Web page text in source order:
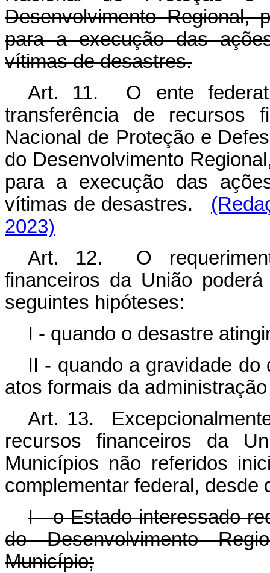
Desenvolvimento Regional,
para a execução das
vítimas de desastres.
Art. 11. O ente
transferência de recursos
Nacional de Proteção e
do Desenvolvimento
para a execução das
vítimas de desastres.
2023)
Art. 12. O
financeiros da União
seguintes hipóteses:
I - quando o desastre
II - quando a gravidade
atos formais da
Art. 13.
recursos financeiros da
Municípios não referidos
complementar federal, desde
I - o Estado interessado
do Desenvolvimento
Município;